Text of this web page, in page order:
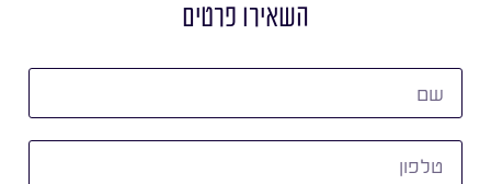
השאירו פרטים